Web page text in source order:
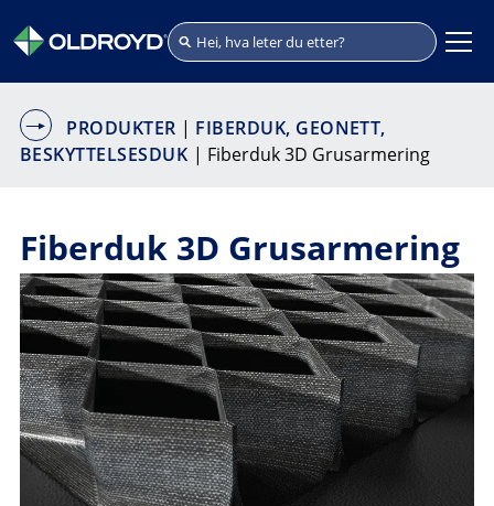
PRODUKTER | FIBERDUK, GEONETT,
BESKYTTELSESDUK | Fiberduk 3D Grusarmering
Fiberduk 3D Grusarmering